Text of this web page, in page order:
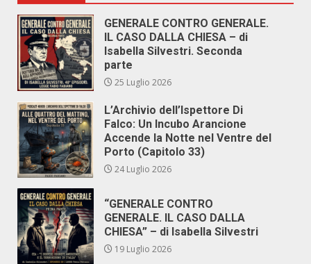
GENERALE CONTRO GENERALE.
IL CASO DALLA CHIESA – di
Isabella Silvestri. Seconda
parte
25 Luglio 2026
L’Archivio dell’Ispettore Di
Falco: Un Incubo Arancione
Accende la Notte nel Ventre del
Porto (Capitolo 33)
24 Luglio 2026
“GENERALE CONTRO
GENERALE. IL CASO DALLA
CHIESA” – di Isabella Silvestri
19 Luglio 2026